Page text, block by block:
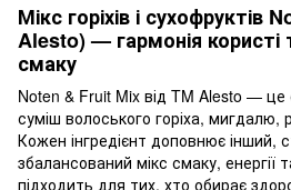
Мікс горіхів і сухофруктів
Alesto) — гармонія користі
смаку
Noten & Fruit Mix від TM Alesto —
суміш волоського горіха, мигдалю,
Кожен інгредієнт доповнює інший,
збалансований мікс смаку, енергії
підходить для тих, хто обирає